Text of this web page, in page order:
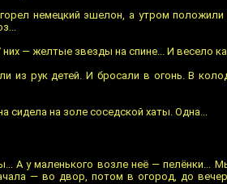
немецкий эшелон, а утром положили
— желтые звезды на спине... И весело
из рук детей. И бросали в огонь. В
сидела на золе соседской хаты. Одна...
А у маленького возле неё — пелёнки...
— во двор, потом в огород, до